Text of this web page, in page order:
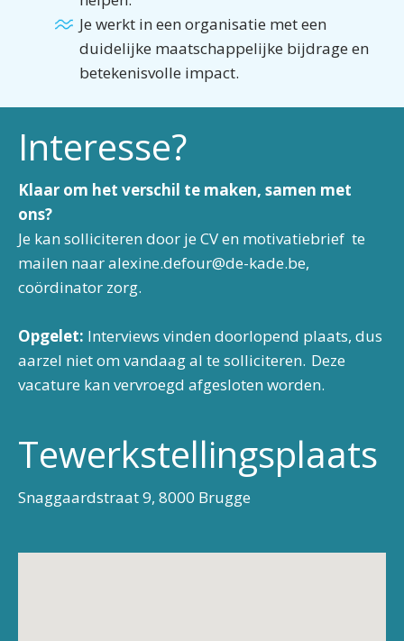
Je werkt in een organisatie met een
duidelijke maatschappelijke bijdrage en
betekenisvolle impact.
Interesse?
Klaar om het verschil te maken, samen met
ons?
Je kan solliciteren door je CV en motivatiebrief te
mailen naar alexine.defour@de-kade.be,
coördinator zorg.
Opgelet: Interviews vinden doorlopend plaats, dus
aarzel niet om vandaag al te solliciteren. Deze
vacature kan vervroegd afgesloten worden.
Tewerkstellingsplaats
Snaggaardstraat 9, 8000 Brugge